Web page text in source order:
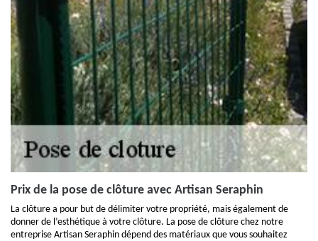
Prix de la pose de clôture avec Artisan Seraphin
La clôture a pour but de délimiter votre propriété, mais également de
donner de l’esthétique à votre clôture. La pose de clôture chez notre
entreprise Artisan Seraphin dépend des matériaux que vous souhaitez